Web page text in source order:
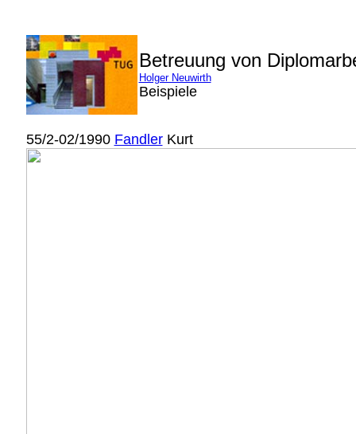
Betreuung von
Holger Neuwirth
Beispiele
55/2-02/1990 FandlerKurt